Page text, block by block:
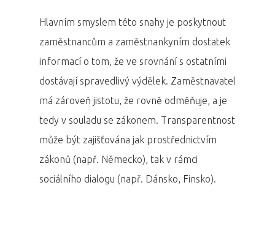
Hlavním smyslem této snahy je poskytnout
zaměstnancům a zaměstnankyním dostatek
informací o tom, že ve srovnání s ostatními
dostávají spravedlivý výdělek. Zaměstnavatel
má zároveň jistotu, že rovně odměňuje, a je
tedy v souladu se zákonem. Transparentnost
může být zajišťována jak prostřednictvím
zákonů (např. Německo), tak v rámci
sociálního dialogu (např. Dánsko, Finsko).